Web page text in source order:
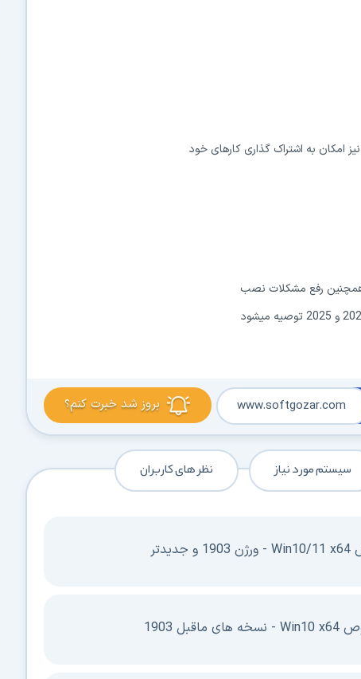
امکان به اشتراک گذاری کارهای خود
همچنین رفع مشکلات نصب
بروز شد خبرت کنم؟ www.softgozar.com
سیستم مورد نیاز نظر های کاربران